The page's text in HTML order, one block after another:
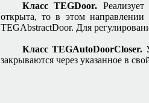
Класс TEGDoor.
открыта, то в этом
TEGAbstractDoor. Для
Класс TEGAutoDoorCloser.
закрываются через указанное в